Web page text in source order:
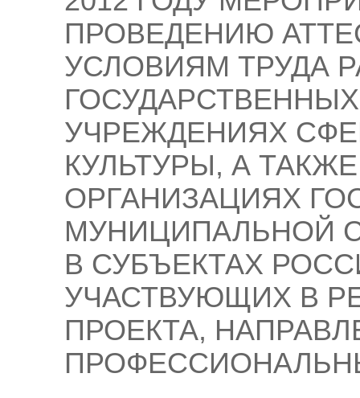
ПРОВЕДЕНИЮ
УСЛОВИЯМ ТРУДА
УЧРЕЖДЕНИЯХ
КУЛЬТУРЫ, А
ОРГАНИЗАЦИЯХ
МУНИЦИПАЛЬНОЙ
В СУБЪЕКТАХ
УЧАСТВУЮЩИХ В
ПРОЕКТА,